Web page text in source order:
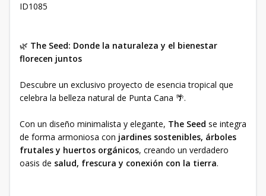
ID1085
🌿 The Seed: Donde la naturaleza y el bienestar
florecen juntos
Descubre un exclusivo proyecto de esencia tropical que
celebra la belleza natural de Punta Cana 🌴.
Con un diseño minimalista y elegante, The Seed se integra
de forma armoniosa con jardines sostenibles, árboles
frutales y huertos orgánicos, creando un verdadero
oasis de salud, frescura y conexión con la tierra.